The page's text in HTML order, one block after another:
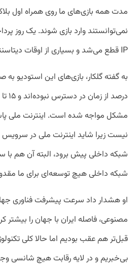
نمی‌توانستند وارد بازی شوند. یک روز
IP قطع می‌شد و بسیاری از اوقات دیتاسنتر آسیب دید.
مشکل مواجه شده است. اینترنت ملی
نیست زیرا شاید اینترنت ملی در
شبکه داخلی پیش برود، البته آن هم با
شبکه داخلی هیچ توسعه‌ای برای ما
او هشدار داد سرعت پیشرفت فناوری
مصنوعی، فاصله ایران با جهان را بیشتر
قبل‌تر هم عقب بودیم اما حالا کلی
بی‌خبریم و در لایه رقابت هیچ شانسی